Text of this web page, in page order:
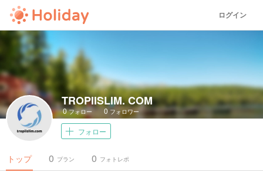
ログイン
TROPIISLIM. COM
0フォロー 0 フォロワー
フォロー
トップ プラン
0 フォトレポ
0